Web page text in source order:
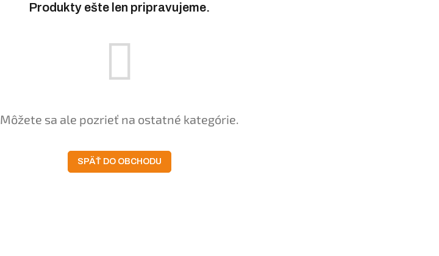
Produkty ešte len pripravujeme.
Môžete sa ale pozrieť na ostatné kategórie.
SPÄŤ DO OBCHODU